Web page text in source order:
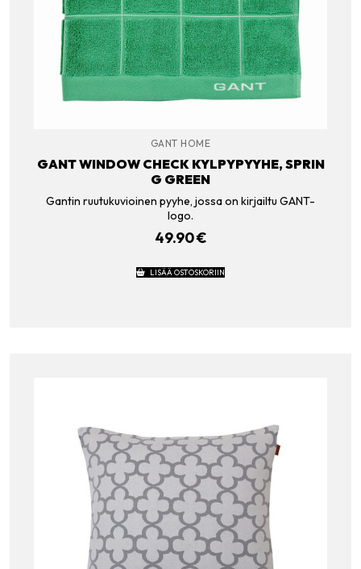
GANT HOME
GANT WINDOW CHECK KYLPYPYYHE, SPRIN
G GREEN
Gantin ruutukuvioinen pyyhe, jossa on kirjailtu GANT-
logo.
49.90€
LISÄÄ OSTOSKORIIN